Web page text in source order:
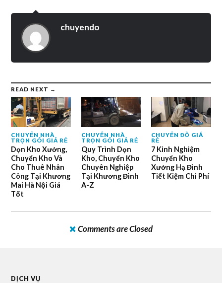
chuyendo
READ NEXT →
CHUYỂN NHÀ
TRỌN GÓI GIÁ RẺ
Dọn Kho Xưởng,
Chuyển Kho Và
Cho Thuê Nhân
Công Tại Khương
Mai Hà Nội Giá
Tốt
CHUYỂN NHÀ
TRỌN GÓI GIÁ RẺ
Quy Trình Dọn
Kho, Chuyển Kho
Chuyên Nghiệp
Tại Khương Đình
A-Z
CHUYỂN ĐỒ GIÁ
RẺ
7 Kinh Nghiệm
Chuyển Kho
Xưởng Hạ Đình
Tiết Kiệm Chi Phí
Comments are Closed
DỊCH VỤ